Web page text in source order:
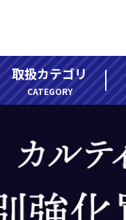
取扱カテゴリ
CATEGORY